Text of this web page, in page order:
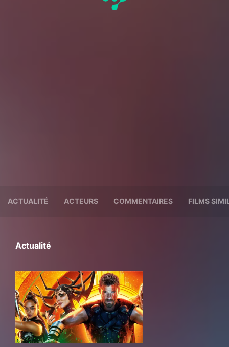
ACTUALITÉ ACTEURS COMMENTAIRES FILMS
Actualité